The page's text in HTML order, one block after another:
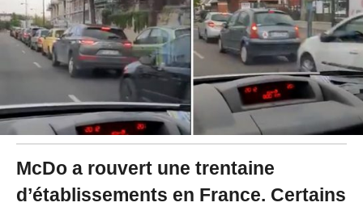
0
2
0
à
1
0
:
6
McDo a rouvert une trentaine
d’établissements en France. Certains